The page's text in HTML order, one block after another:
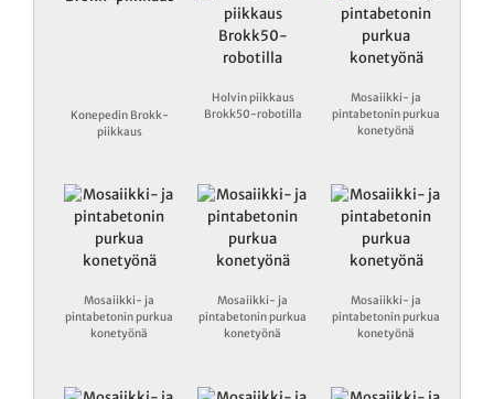
Konepedin Brokk-
piikkaus
Holvin piikkaus
Brokk50-robotilla
Mosaiikki- ja
pintabetonin purkua
konetyönä
Mosaiikki- ja
pintabetonin purkua
konetyönä
Mosaiikki- ja
pintabetonin purkua
konetyönä
Mosaiikki- ja
pintabetonin purkua
konetyönä